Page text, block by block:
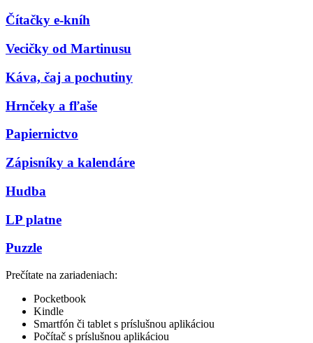
Čítačky e-kníh
Vecičky od Martinusu
Káva, čaj a pochutiny
Hrnčeky a fľaše
Papiernictvo
Zápisníky a kalendáre
Hudba
LP platne
Puzzle
Prečítate na zariadeniach:
Pocketbook
Kindle
Smartfón či tablet s príslušnou aplikáciou
Počítač s príslušnou aplikáciou